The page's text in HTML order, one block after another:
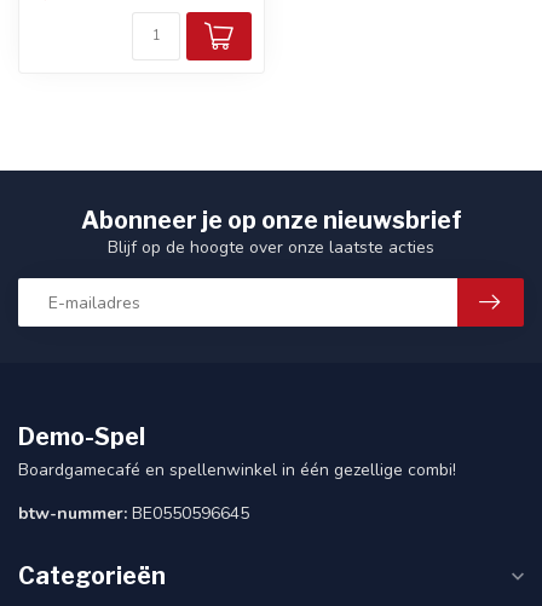
Abonneer je op onze nieuwsbrief
Blijf op de hoogte over onze laatste acties
Demo-Spel
Boardgamecafé en spellenwinkel in één gezellige combi!
btw-nummer: BE0550596645
Categorieën